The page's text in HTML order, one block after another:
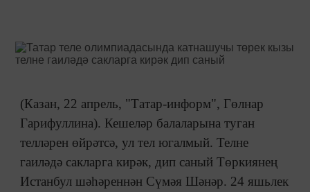
(Казан, 22 апрель, "Татар-информ", Гөлнар
Гарифуллина). Кешеләр балаларына туган
телләрен өйрәтсә, ул тел югалмый. Телне
гаиләдә сакларга кирәк, дип саный Төркиянең
Истанбул шәһәреннән Сүмәя Шәнәр. 24 яшьлек